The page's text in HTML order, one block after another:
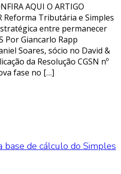
AQUI O ARTIGO
Reforma Tributária e Simples
entre permanecer
Por Giancarlo Rapp
Soares, sócio no David &
da Resolução CGSN nº
fase no […]
base de cálculo do Simples